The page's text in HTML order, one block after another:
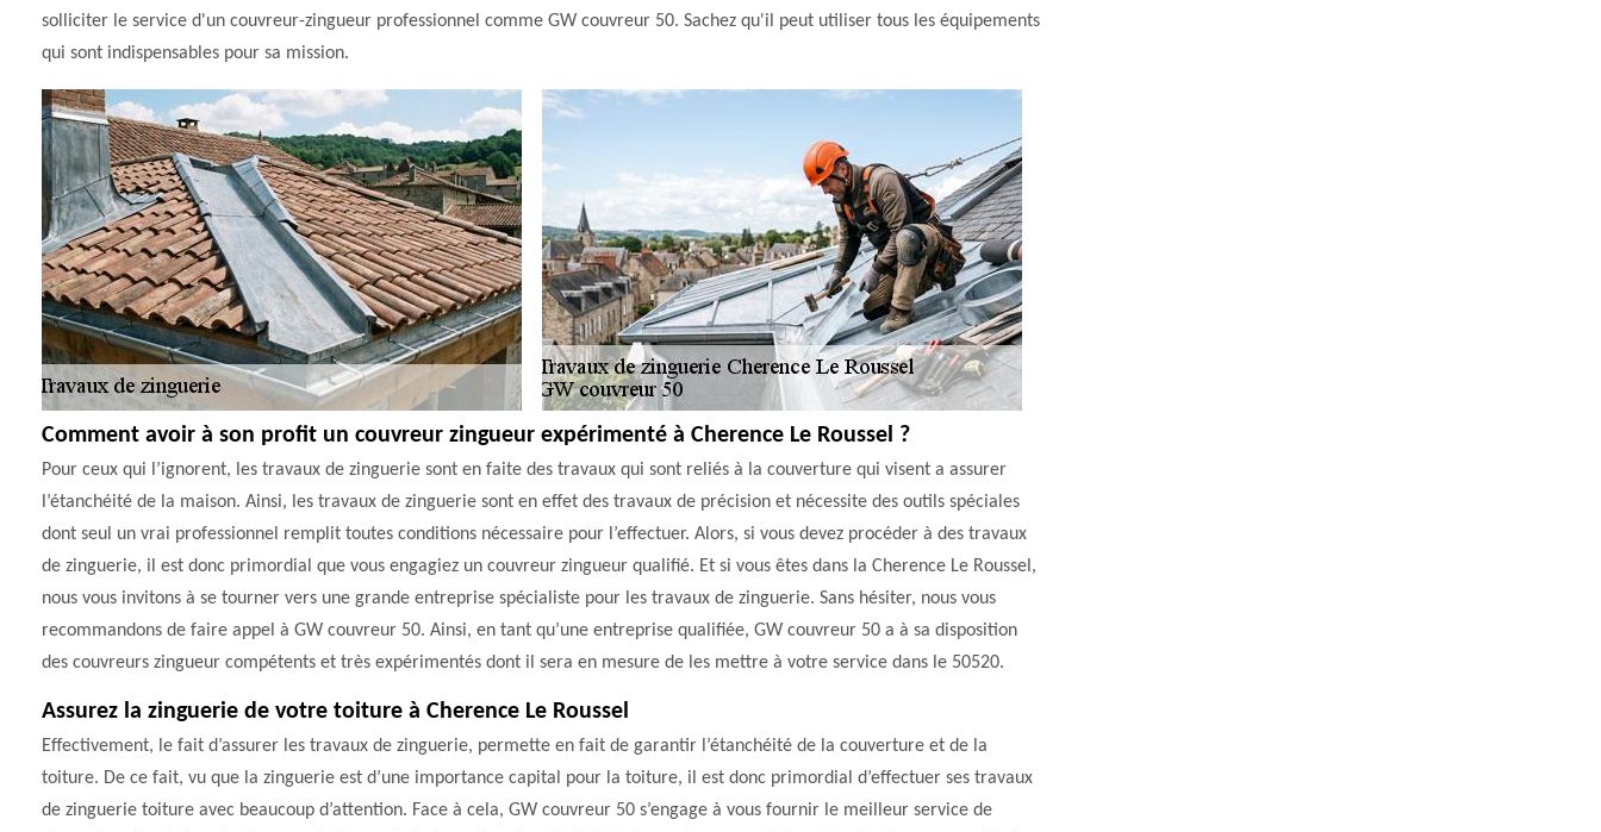
solliciter le service d'un couvreur-zingueur professionnel comme GW couvreur 50. Sachez qu'il peut utiliser tous les équipements
qui sont indispensables pour sa mission.
Comment avoir à son profit un couvreur zingueur expérimenté à Cherence Le Roussel ?
Pour ceux qui l’ignorent, les travaux de zinguerie sont en faite des travaux qui sont reliés à la couverture qui visent a assurer
l’étanchéité de la maison. Ainsi, les travaux de zinguerie sont en effet des travaux de précision et nécessite des outils spéciales
dont seul un vrai professionnel remplit toutes conditions nécessaire pour l’effectuer. Alors, si vous devez procéder à des travaux
de zinguerie, il est donc primordial que vous engagiez un couvreur zingueur qualifié. Et si vous êtes dans la Cherence Le Roussel,
nous vous invitons à se tourner vers une grande entreprise spécialiste pour les travaux de zinguerie. Sans hésiter, nous vous
recommandons de faire appel à GW couvreur 50. Ainsi, en tant qu’une entreprise qualifiée, GW couvreur 50 a à sa disposition
des couvreurs zingueur compétents et très expérimentés dont il sera en mesure de les mettre à votre service dans le 50520.
Assurez la zinguerie de votre toiture à Cherence Le Roussel
Effectivement, le fait d’assurer les travaux de zinguerie, permette en fait de garantir l’étanchéité de la couverture et de la
toiture. De ce fait, vu que la zinguerie est d’une importance capital pour la toiture, il est donc primordial d’effectuer ses travaux
de zinguerie toiture avec beaucoup d’attention. Face à cela, GW couvreur 50 s’engage à vous fournir le meilleur service de